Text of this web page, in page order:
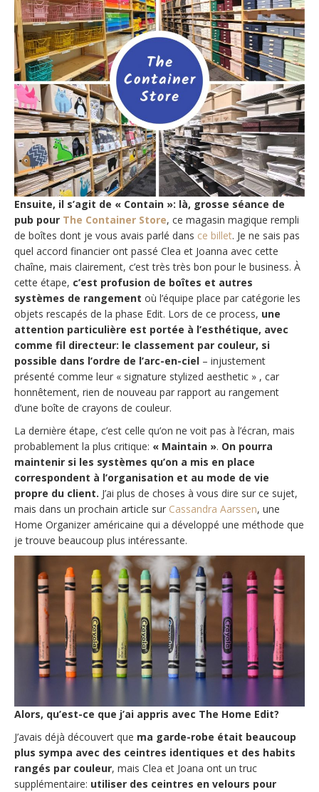
Ensuite, il s’agit de « Contain »: là, grosse séance de
pub pour The Container Store, ce magasin magique rempli
de boîtes dont je vous avais parlé dans ce billet. Je ne sais pas
quel accord financier ont passé Clea et Joanna avec cette
chaîne, mais clairement, c’est très très bon pour le business. À
cette étape, c’est profusion de boîtes et autres
systèmes de rangement où l’équipe place par catégorie les
objets rescapés de la phase Edit. Lors de ce process, une
attention particulière est portée à l’esthétique, avec
comme fil directeur: le classement par couleur, si
possible dans l’ordre de l’arc-en-ciel – injustement
présenté comme leur « signature stylized aesthetic » , car
honnêtement, rien de nouveau par rapport au rangement
d’une boîte de crayons de couleur.
La dernière étape, c’est celle qu’on ne voit pas à l’écran, mais
probablement la plus critique: « Maintain ». On pourra
maintenir si les systèmes qu’on a mis en place
correspondent à l’organisation et au mode de vie
propre du client. J’ai plus de choses à vous dire sur ce sujet,
mais dans un prochain article sur Cassandra Aarssen, une
Home Organizer américaine qui a développé une méthode que
je trouve beaucoup plus intéressante.
Alors, qu’est-ce que j’ai appris avec The Home Edit?
J’avais déjà découvert que ma garde-robe était beaucoup
plus sympa avec des ceintres identiques et des habits
rangés par couleur, mais Clea et Joana ont un truc
supplémentaire: utiliser des ceintres en velours pour